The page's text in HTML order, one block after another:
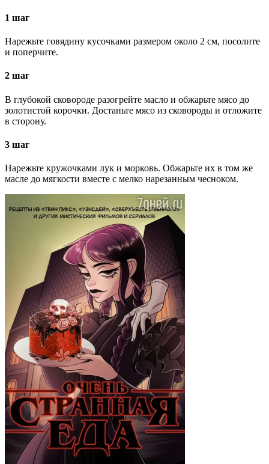
1 шаг
Нарежьте говядину кусочками размером около 2 см, посолите
и поперчите.
2 шаг
В глубокой сковороде разогрейте масло и обжарьте мясо до
золотистой корочки. Достаньте мясо из сковороды и отложите
в сторону.
3 шаг
Нарежьте кружочками лук и морковь. Обжарьте их в том же
масле до мягкости вместе с мелко нарезанным чесноком.